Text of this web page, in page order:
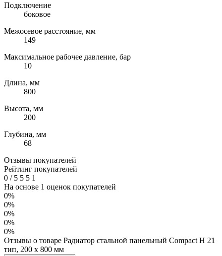
Подключение
боковое
Межосевое расстояние, мм
149
Максимальное рабочее давление, бар
10
Длина, мм
800
Высота, мм
200
Глубина, мм
68
Отзывы покупателей
Рейтинг покупателей
0 /5 5 5 1
На основе 1 оценок покупателей
0%
0%
0%
0%
0%
Отзывы о товаре Радиатор стальной панельный Compact H 21
тип, 200 х 800 мм